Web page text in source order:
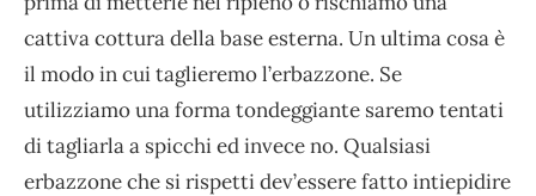
cattiva cottura della base esterna. Un ultima cosa è
il modo in cui taglieremo l’erbazzone. Se
utilizziamo una forma tondeggiante saremo tentati
di tagliarla a spicchi ed invece no. Qualsiasi
erbazzone che si rispetti dev’essere fatto intiepidire